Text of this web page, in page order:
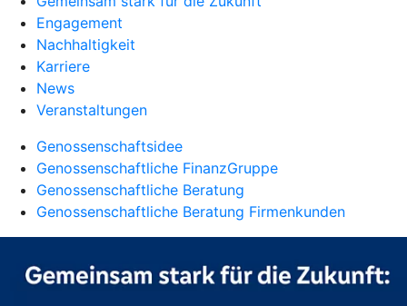
Engagement
Nachhaltigkeit
Karriere
News
Veranstaltungen
Genossenschaftsidee
Genossenschaftliche FinanzGruppe
Genossenschaftliche Beratung
Genossenschaftliche Beratung Firmenkunden